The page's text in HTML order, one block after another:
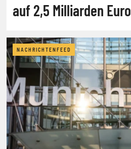
auf 2,5 Milliarden Euro
NACHRICHTENFEED